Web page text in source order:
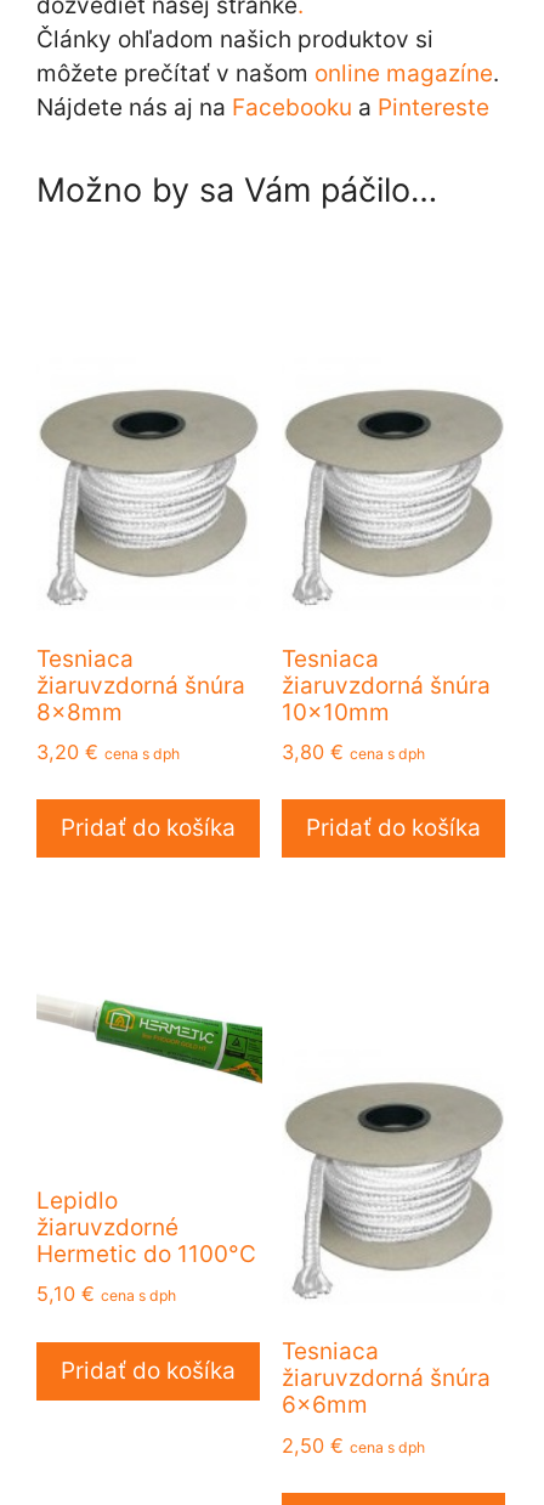
Články ohľadom našich produktov si
môžete prečítať v našom online magazíne.
Nájdete nás aj na Facebooku a Pintereste
Možno by sa Vám páčilo…
Tesniaca
žiaruvzdorná šnúra
8x8mm
3,20 € cena s dph
Pridať do košíka
Tesniaca
žiaruvzdorná šnúra
10x10mm
3,80 € cena s dph
Pridať do košíka
Lepidlo
žiaruvzdorné
Hermetic do 1100°C
5,10 € cena s dph
Pridať do košíka
Tesniaca
žiaruvzdorná šnúra
6x6mm
2,50 € cena s dph